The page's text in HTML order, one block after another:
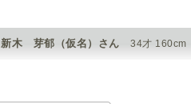
新木 芽郁（仮名）さん 34才 160cm